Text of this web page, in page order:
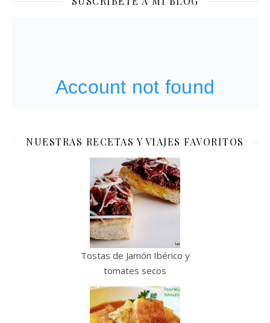
NUESTRAS RECETAS Y VIAJES FAVORITOS
Tostas de Jamón Ibérico y
tomates secos